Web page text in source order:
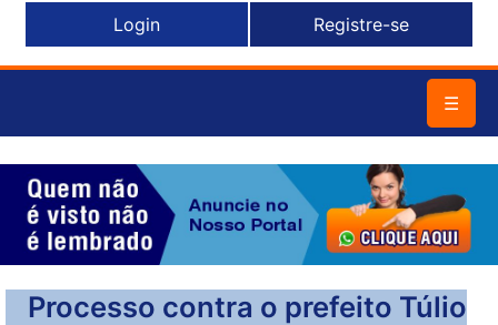
Login Registre-se
☰
Processo contra o prefeito Túlio